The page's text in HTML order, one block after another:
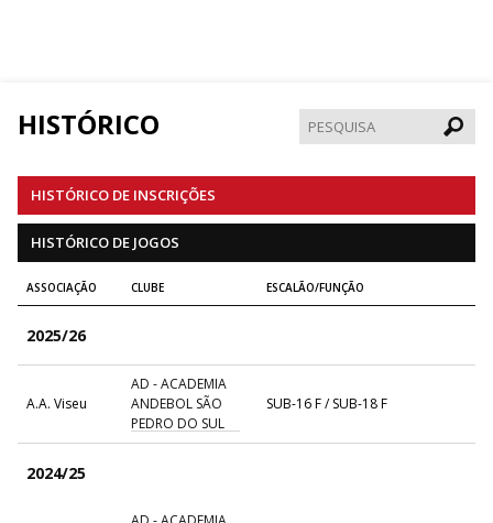
HISTÓRICO
HISTÓRICO DE INSCRIÇÕES
HISTÓRICO DE JOGOS
ASSOCIAÇÃO CLUBE ESCALÃO/FUNÇÃO
2025/26
A.A. Viseu
AD - ACADEMIA
ANDEBOL SÃO
PEDRO DO SUL
SUB-16 F / SUB-18 F
2024/25